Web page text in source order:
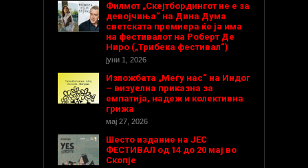
Филмот „Скејтбордингот не е за
девојчиња“ на Дина Дума
светската премиера ќе ја има
на фестивалот на Роберт Де
Ниро („Трибека фестивал“)
јуни 1, 2026
Изложбата „Меѓу нас“ на Индог
– визуелна приказна за
емпатија, надеж и колективна
грижа
мај 27, 2026
Шесто издание на ЈЕС
ФЕСТИВАЛ од 14 до 20 мај во
Скопје